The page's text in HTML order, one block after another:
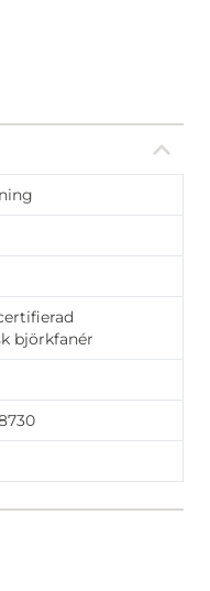
björkfanér